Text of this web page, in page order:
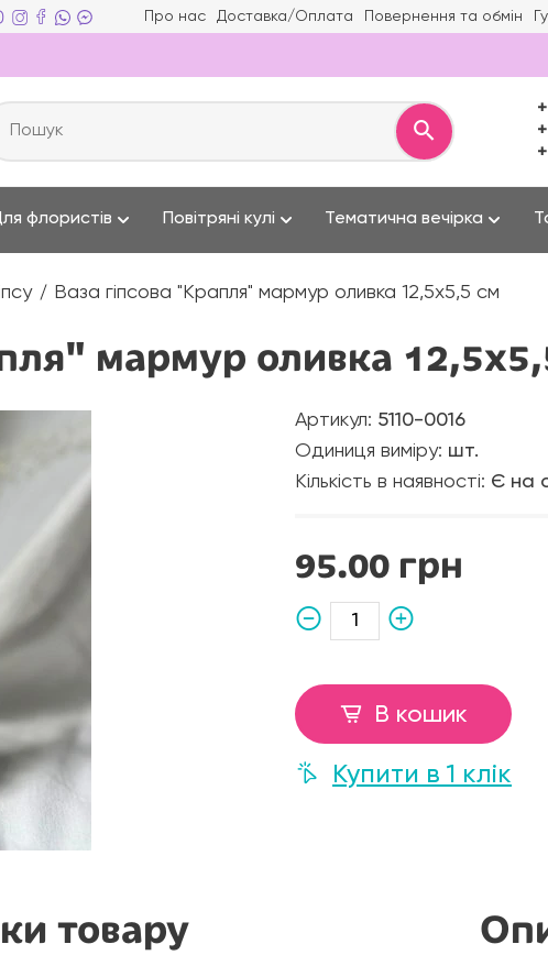
Про нас Доставка/Оплата Повернення та обмін
флористів Повітряні кулі Тематична вечірка
Ваза гіпсова "Крапля" мармур оливка 12,5х5,5 см
мармур оливка
Артикул: 5110-0016
Одиниця виміру: шт.
Кількість в наявності: Є на
95.00 грн
В кошик
Купити в 1 клік
товару